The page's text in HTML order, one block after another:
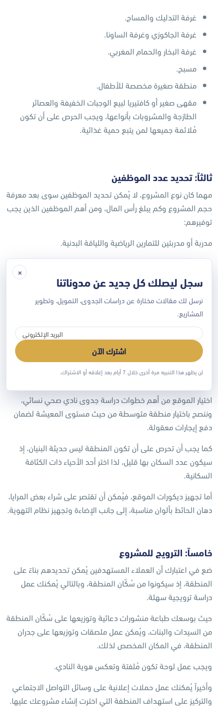
غرفة التدليك والمساج.
غرفة الجاكوزي وغرفة الساونا.
غرفة البخار والحمام المغربي.
مسبح.
منطقة صغيرة مخصصة للأطفال.
مقهى صغير أو كافتيريا لبيع الوجبات الخفيفة والعصائر
الطازجة والمشروبات بأنواعها، ويجب الحرص على أن تكون
مُلائمة جميعها لمن يتبع حمية غذائية.
ثالثاً: تحديد عدد الموظفين
مهما كان نوع المشروع، لا يُمكن تحديد الموظفين سوى بعد معرفة
حجم المشروع وكم يبلغ رأس المال، ومن أهم الموظفين الذين يجب
توفيرهم:
مدربة أو مدربتين للتمارين الرياضية واللياقة البدنية.
مشرفة على المكان، ويُمكن أن تكون صاحبة المشروع.
موظفين في الكوفي شوب.
محاسب أو محاسبة لإدارة جميع الأمور المالية، وبالأخص عملية
الاشتراكات هل ستكون شهرية أو كل 3 أشهر.
موظفة استقبال.
اختيار الموقع من أهم خطوات دراسة جدوى نادي صحي نسائي،
وننصح باختيار منطقة متوسطة من حيث مستوى المعيشة لضمان
دفع إيجارات معقولة.
كما يجب أن تحرص على أن تكون المنطقة ليس حديثة البنيان، إذ
سيكون عدد السكان بها قليل، لذا اختر أحد الأحياء ذات الكثافة
السكانية.
أما تجهيز ديكورات الموقع، فيُمكن أن تقتصر على شراء بعض المرايا،
دهان الحائط بألوان مناسبة، إلى جانب الإضاءة وتجهيز نظام التهوية.
خامساً: الترويج للمشروع
ضع في اعتبارك أن العملاء المستهدفين يُمكن تحديدهم بناءً على
المنطقة، إذ سيكونوا من سُكّان المنطقة، وبالتالي يُمكنك عمل
دراسة ترويجية سهلة.
حيث بوسعك طباعة منشورات دعائية وتوزيعها على سُكّان المنطقة
من السيدات والبنات، ويُمكن عمل ملصقات وتوزيعها على جدران
المنطقة، في المكان المخصص لذلك.
ويجب عمل لوحة تكون مُلفتة وتعكس هوية النادي.
وأخيراً يُمكنك عمل حملات إعلانية على وسائل التواصل الاجتماعي
والتركيز على استهداف المنطفة التي اخترت إنشاء مشروعك عليها.
×
سجل ليصلك كل جديد عن مدوناتنا
نرسل لك مقالات مختارة عن دراسات الجدوى، التمويل، وتطوير
المشاريع.
اشترك الآن
لن يظهر هذا التنبيه مرة أخرى خلال 7 أيام بعد إغلاقه أو الاشتراك.